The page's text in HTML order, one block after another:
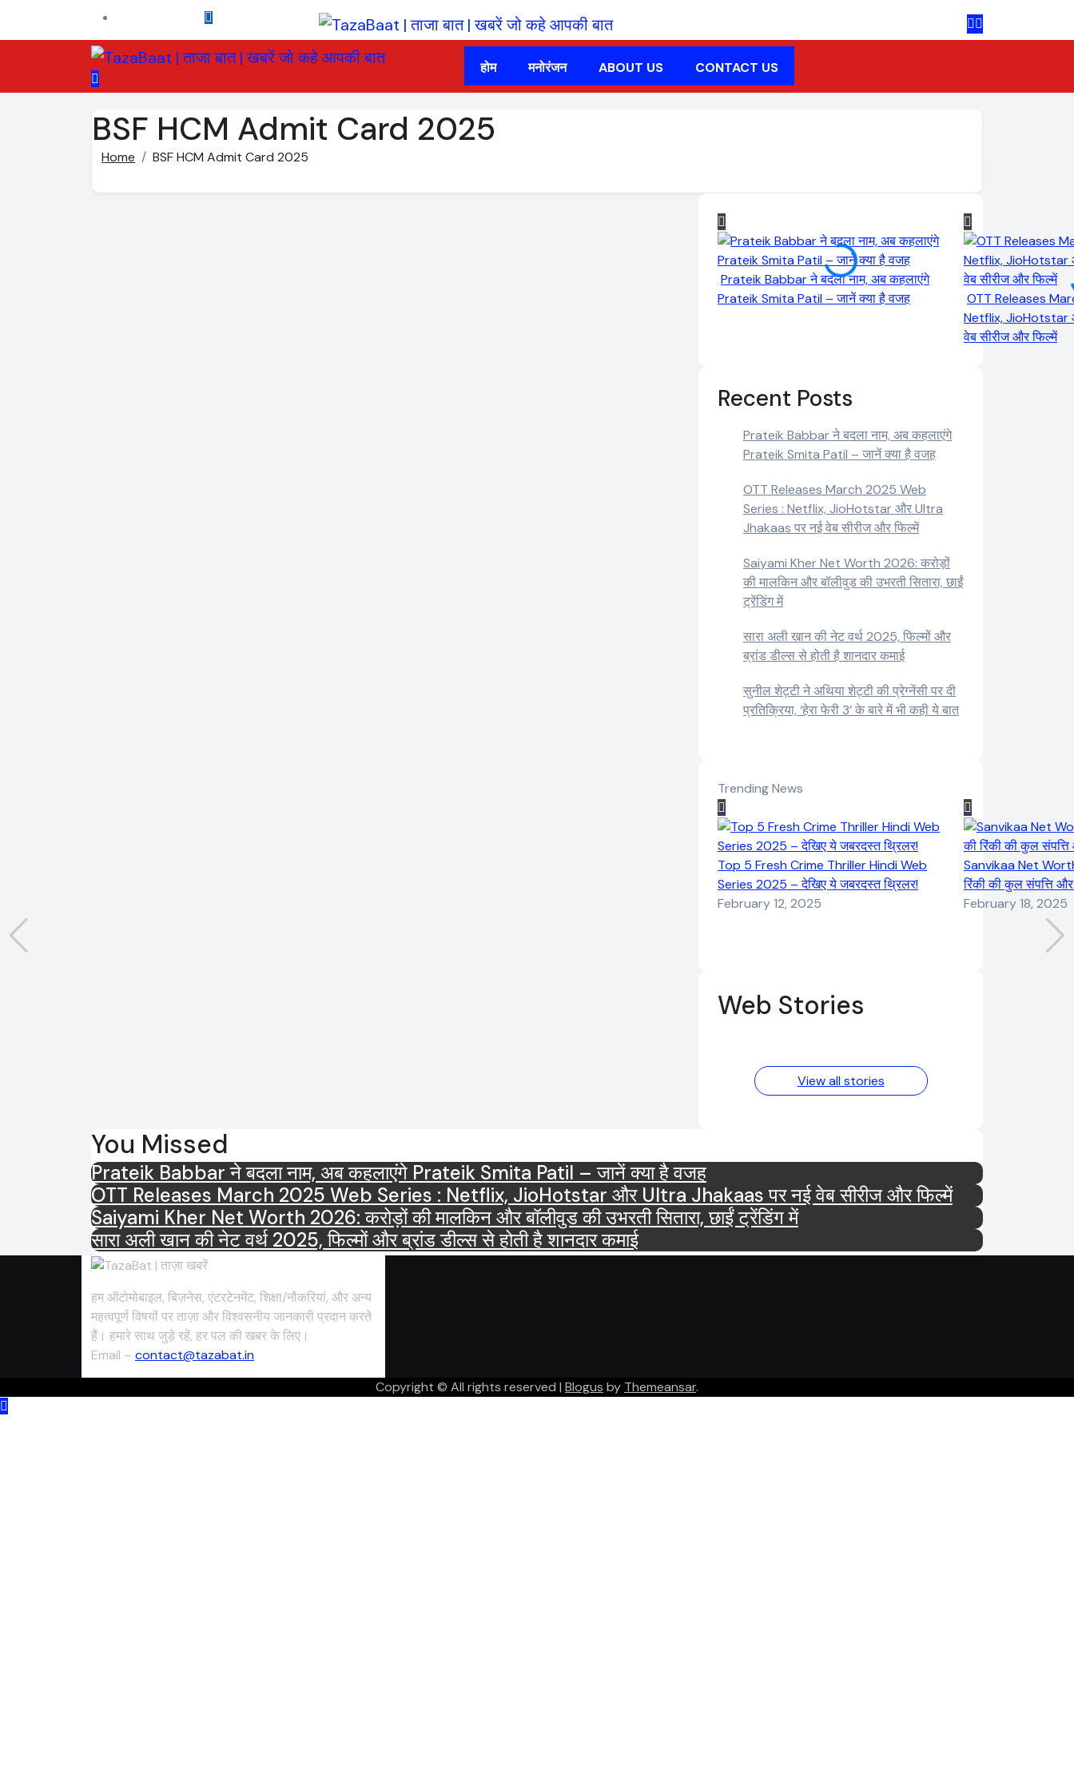
होम
मनोरंजन ABOUT US CONTACT US
BSF HCM Admit Card 2025
Home BSF HCM Admit Card 2025
Prateik Babbar ने बदला नाम, अब कहलाएंगे
Prateik Smita Patil – जानें क्या है वजह
OTT Releases
Netflix, JioHotstar
वेब सीरीज और फिल्में
Recent Posts
Prateik Babbar ने बदला नाम, अब कहलाएंगे
Prateik Smita Patil – जानें क्या है वजह
OTT Releases March 2025 Web
Series : Netflix, JioHotstar और Ultra
Jhakaas पर नई वेब सीरीज और फिल्में
Saiyami Kher Net Worth 2026: करोड़ों
की मालकिन और बॉलीवुड की उभरती सितारा, छाईं
ट्रेंडिंग में
सारा अली खान की नेट वर्थ 2025, फिल्मों और
ब्रांड डील्स से होती है शानदार कमाई
सुनील शेट्टी ने अथिया शेट्टी की प्रेग्नेंसी पर दी
प्रतिक्रिया, ‘हेरा फेरी 3’ के बारे में भी कही ये बात
Trending News
Top 5 Fresh Crime Thriller Hindi Web
Series 2025 – देखिए ये जबरदस्त थ्रिलर!
February 12, 2025
Sanvikaa Net Worth
रिंकी की कुल संपत्ति
February 18, 2025
Web Stories
Elvish Yadav:
Pooja Hegde
वर्थ 2025 तक!
View all stories
You Missed
Prateik Babbar ने बदला नाम, अब कहलाएंगे Prateik Smita Patil – जानें क्या है वजह
OTT Releases March 2025 Web Series : Netflix, JioHotstar और Ultra Jhakaas पर नई वेब सीरीज और फिल्में
Saiyami Kher Net Worth 2026: करोड़ों की मालकिन और बॉलीवुड की उभरती सितारा, छाईं ट्रेंडिंग में
सारा अली खान की नेट वर्थ 2025, फिल्मों और ब्रांड डील्स से होती है शानदार कमाई
हम ऑटोमोबाइल, बिज़नेस, एंटरटेनमेंट, शिक्षा/नौकरियां, और अन्य
महत्वपूर्ण विषयों पर ताज़ा और विश्वसनीय जानकारी प्रदान करते
हैं। हमारे साथ जुड़े रहें, हर पल की खबर के लिए।
Email – contact@tazabat.in
Copyright © All rights reserved | Blogus by Themeansar.